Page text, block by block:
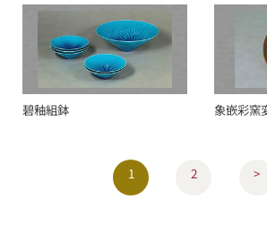
碧釉組鉢 象嵌彩窯
1 2 >